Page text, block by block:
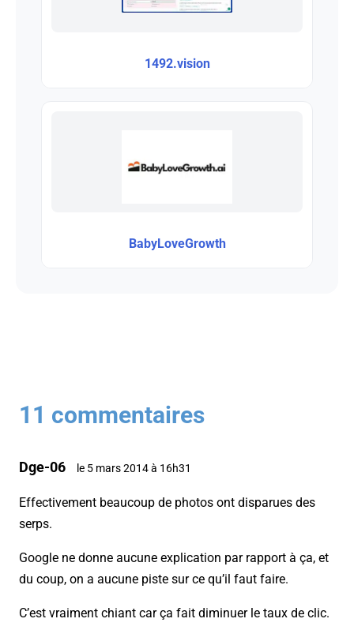
1492.vision
BabyLoveGrowth
11 commentaires
Dge-06 le 5 mars 2014 à 16h31
Effectivement beaucoup de photos ont disparues des
serps.
Google ne donne aucune explication par rapport à ça, et
du coup, on a aucune piste sur ce qu’il faut faire.
C’est vraiment chiant car ça fait diminuer le taux de clic.